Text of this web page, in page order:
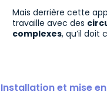
Mais derrière cette
travaille avec des
complexes, qu’il doit
Installation et mise